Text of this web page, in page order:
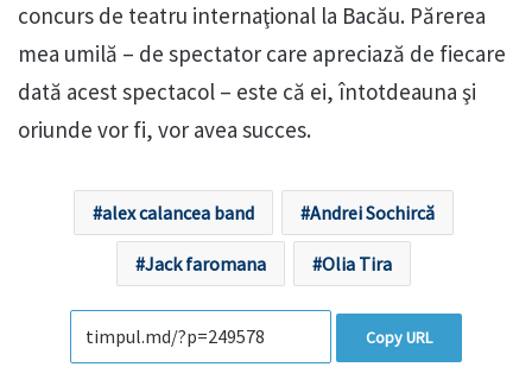
concurs de teatru internaţional la Bacău. Părerea
mea umilă – de spectator care apreciază de fiecare
dată acest spectacol – este că ei, întotdeauna şi
oriunde vor fi, vor avea succes.
alex calancea band Andrei Sochircă
Jack faromana Olia Tira
Copy URL